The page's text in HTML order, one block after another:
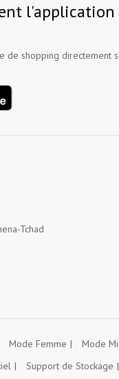
l'application
de shopping directement
Tchad
Mode Femme Mode
Support de Stockage